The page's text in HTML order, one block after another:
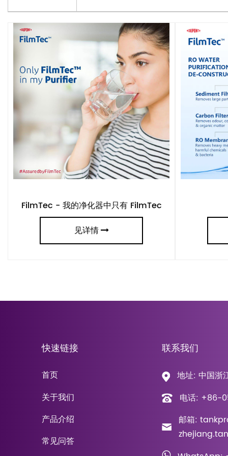
FilmTec - 我的净化器中只有 FilmTec
见详情
快速链接
首页
关于我们
产品介绍
常见问答
联系我们
地址: 中国浙
电话: +86-
邮箱: